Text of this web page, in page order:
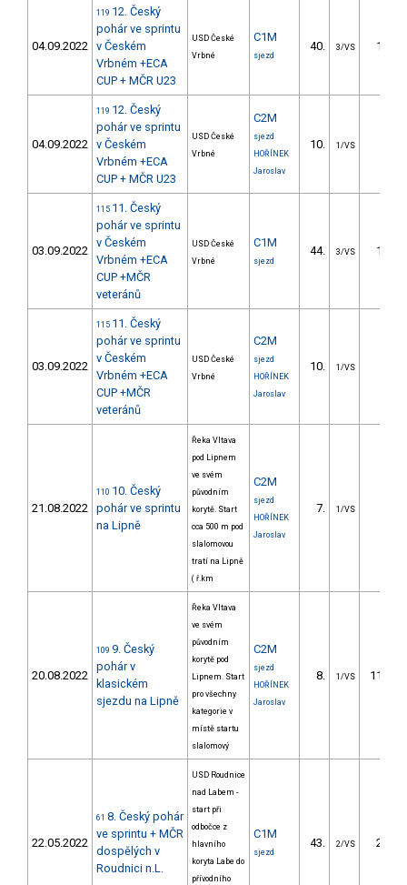
04.09.2022
119 12. Český
pohár ve sprintu
v Českém
Vrbném +ECA
CUP + MČR U23
USD České
Vrbné
C1M
sjezd
40. 3/VS 13.06
04.09.2022
119 12. Český
pohár ve sprintu
v Českém
Vrbném +ECA
CUP + MČR U23
USD České
Vrbné
C2M
sjezd
HOŘÍNEK
Jaroslav
10. 1/VS
03.09.2022
115 11. Český
pohár ve sprintu
v Českém
Vrbném +ECA
CUP +MČR
veteránů
USD České
Vrbné
C1M
sjezd
44. 3/VS 17.06
03.09.2022
115 11. Český
pohár ve sprintu
v Českém
Vrbném +ECA
CUP +MČR
veteránů
USD České
Vrbné
C2M
sjezd
HOŘÍNEK
Jaroslav
10. 1/VS
21.08.2022
110 10. Český
pohár ve sprintu
na Lipně
Řeka Vltava
pod Lipnem
ve svém
původním
korytě. Start
cca 500 m pod
slalomovou
tratí na Lipně
( ř.km
C2M
sjezd
HOŘÍNEK
Jaroslav
7. 1/VS
20.08.2022
109 9. Český
pohár v
klasickém
sjezdu na Lipně
Řeka Vltava
ve svém
původním
korytě pod
Lipnem. Start
pro všechny
kategorie v
místě startu
slalomový
C2M
sjezd
HOŘÍNEK
Jaroslav
8. 1/VS 115.77
22.05.2022
61 8. Český pohár
ve sprintu + MČR
dospělých v
Roudnici n.L.
USD Roudnice
nad Labem -
start při
odbočce z
hlavního
koryta Labe do
přívodního
C1M
sjezd
43. 2/VS 28.55